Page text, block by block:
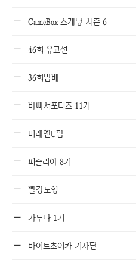
GameBox 스게당 시즌 6
46회 유교전
36회맘베
바빠서포터즈 11기
미래엔U맘
퍼즐리아 8기
빨강도형
가누다 1기
바이트초이카 기자단